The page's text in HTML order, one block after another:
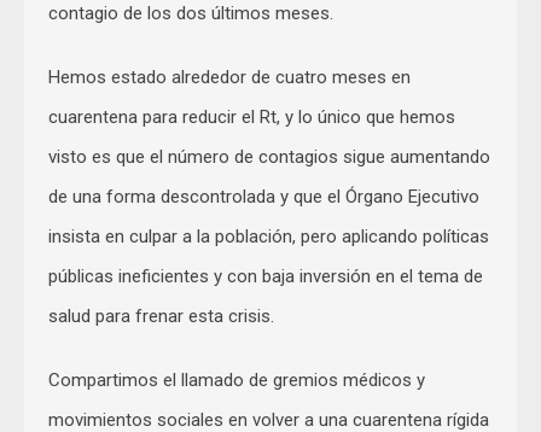
contagio de los dos últimos meses.
Hemos estado alrededor de cuatro meses en
cuarentena para reducir el Rt, y lo único que hemos
visto es que el número de contagios sigue aumentando
de una forma descontrolada y que el Órgano Ejecutivo
insista en culpar a la población, pero aplicando políticas
públicas ineficientes y con baja inversión en el tema de
salud para frenar esta crisis.
Compartimos el llamado de gremios médicos y
movimientos sociales en volver a una cuarentena rígida